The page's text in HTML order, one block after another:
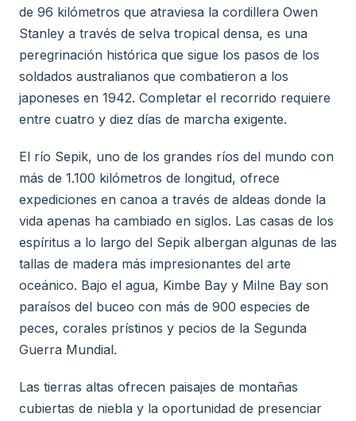
de 96 kilómetros que atraviesa la cordillera Owen
Stanley a través de selva tropical densa, es una
peregrinación histórica que sigue los pasos de los
soldados australianos que combatieron a los
japoneses en 1942. Completar el recorrido requiere
entre cuatro y diez días de marcha exigente.
El río Sepik, uno de los grandes ríos del mundo con
más de 1.100 kilómetros de longitud, ofrece
expediciones en canoa a través de aldeas donde la
vida apenas ha cambiado en siglos. Las casas de los
espíritus a lo largo del Sepik albergan algunas de las
tallas de madera más impresionantes del arte
oceánico. Bajo el agua, Kimbe Bay y Milne Bay son
paraísos del buceo con más de 900 especies de
peces, corales prístinos y pecios de la Segunda
Guerra Mundial.
Las tierras altas ofrecen paisajes de montañas
cubiertas de niebla y la oportunidad de presenciar